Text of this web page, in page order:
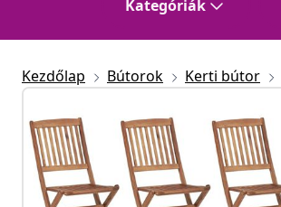
Kategóriák
Kezdőlap Bútorok Kerti bútor